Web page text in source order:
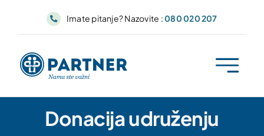
Imate pitanje? Nazovite :080 020 207
Donacija udruženju